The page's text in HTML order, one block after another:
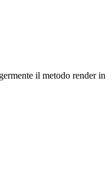
il metodo render in